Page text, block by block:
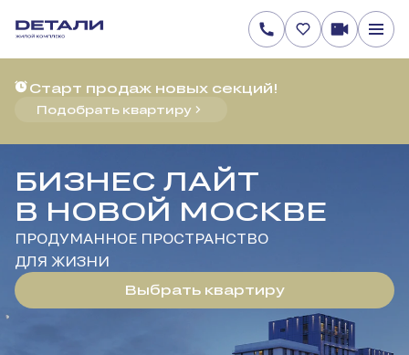
Старт продаж новых секций!
Подобрать квартиру
БИЗНЕС ЛАЙТ
В НОВОЙ МОСКВЕ
ПРОДУМАННОЕ ПРОСТРАНСТВО
ДЛЯ ЖИЗНИ
Выбрать квартиру